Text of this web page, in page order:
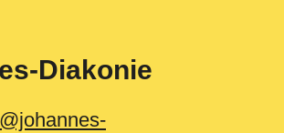
Diakonie